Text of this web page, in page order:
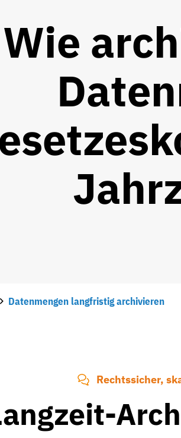
Wie
Datenmengen langfristig archivieren
Rechtssicher,